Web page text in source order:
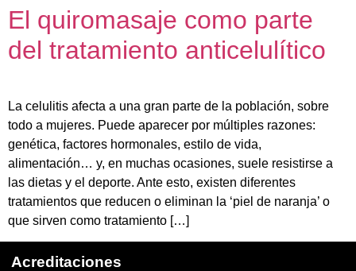
El quiromasaje como parte
del tratamiento anticelulítico
La celulitis afecta a una gran parte de la población, sobre
todo a mujeres. Puede aparecer por múltiples razones:
genética, factores hormonales, estilo de vida,
alimentación… y, en muchas ocasiones, suele resistirse a
las dietas y el deporte. Ante esto, existen diferentes
tratamientos que reducen o eliminan la ‘piel de naranja’ o
que sirven como tratamiento […]
Acreditaciones